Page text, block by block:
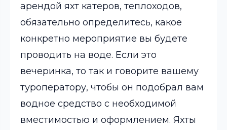
арендой яхт катеров, теплоходов,
обязательно определитесь, какое
конкретно мероприятие вы будете
проводить на воде. Если это
вечеринка, то так и говорите вашему
туроператору, чтобы он подобрал вам
водное средство с необходимой
вместимостью и оформлением. Яхты